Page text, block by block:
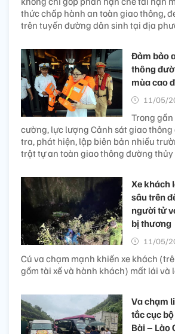
thức chấp hành an toàn giao thông,
trên tuyến đường dân sinh tại địa
Đảm bảo
thông
mùa cao
11/05/
Trong
cường, lực lượng Cảnh sát giao
tra, phát hiện, lập biên bản nhiều
trật tự an toàn giao thông đường thủy
Xe khách
sâu trên
người tử
bị thương
11/05/
Cú va chạm mạnh khiến xe khách
gồm tài xế và hành khách) mất lái và
Va chạm
tắc cục
Bài – Lào